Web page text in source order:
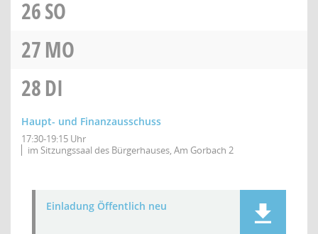
26SO
27MO
28DI
Haupt- und Finanzausschuss
17:30-19:15 Uhr
im Sitzungssaal des Bürgerhauses, Am Gorbach 2
Einladung Öffentlich neu